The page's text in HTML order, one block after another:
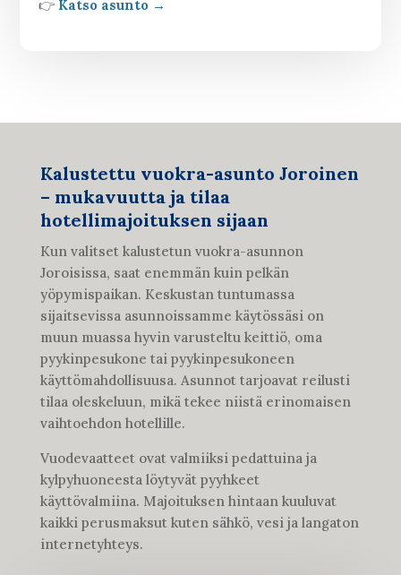
👉 Katso asunto →
Kalustettu vuokra-asunto Joroinen
– mukavuutta ja tilaa
hotellimajoituksen sijaan
Kun valitset kalustetun vuokra-asunnon
Joroisissa, saat enemmän kuin pelkän
yöpymispaikan. Keskustan tuntumassa
sijaitsevissa asunnoissamme käytössäsi on
muun muassa hyvin varusteltu keittiö, oma
pyykinpesukone tai pyykinpesukoneen
käyttömahdollisuusa. Asunnot tarjoavat reilusti
tilaa oleskeluun, mikä tekee niistä erinomaisen
vaihtoehdon hotellille.
Vuodevaatteet ovat valmiiksi pedattuina ja
kylpyhuoneesta löytyvät pyyhkeet
käyttövalmiina. Majoituksen hintaan kuuluvat
kaikki perusmaksut kuten sähkö, vesi ja langaton
internetyhteys.